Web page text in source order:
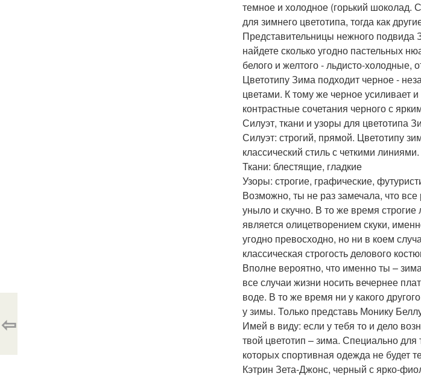
темное и холодное (горький шоколад.
для зимнего цветотипа, тогда как
Представительницы нежного подвида
найдете сколько угодно пастельных
белого и желтого - льдисто-холодные,
Цветотипу Зима подходит черное -
цветами. К тому же черное усиливает
контрастные сочетания черного с
Силуэт, ткани и узоры для цветотипа
Силуэт: строгий, прямой. Цветотипу
классический стиль с четкими линиями.
Ткани: блестящие, гладкие
Узоры: строгие, графические,
Возможно, ты не раз замечала, что
уныло и скучно. В то же время
является олицетворением скуки,
угодно превосходно, но ни в коем
классическая строгость делового
Вполне вероятно, что именно ты –
все случаи жизни носить вечернее
воде. В то же время ни у какого
у зимы. Только представь Монику
Имей в виду: если у тебя то и дело
твой цветотип – зима. Специально
которых спортивная одежда не будет
Кэтрин Зета-Джонс, черный с ярко-
⇦